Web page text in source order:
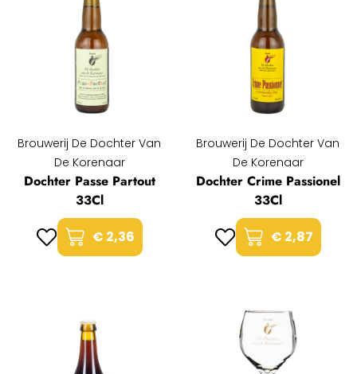
Brouwerij De Dochter Van
De Korenaar
Dochter Passe Partout
33Cl
€ 2,36
Brouwerij De Dochter Van
De Korenaar
Dochter Crime Passionel
33Cl
€ 2,87